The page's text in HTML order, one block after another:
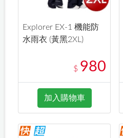
Explorer EX-1 機能防
水雨衣 (黃黑2XL)
$ 980
加入購物車